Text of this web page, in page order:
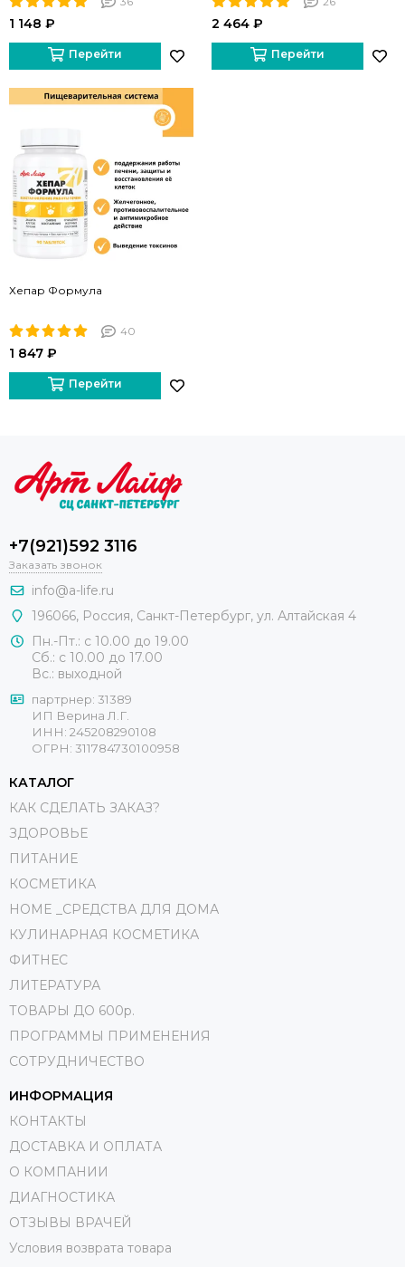
1 148 ₽
Перейти
2 464 ₽
Перейти
Хепар Формула
40
1 847 ₽
Перейти
+7(921)592 3116
Заказать звонок
info@a-life.ru
196066, Россия, Санкт-Петербург, ул. Алтайская 4
Пн.-Пт.: с 10.00 до 19.00
Сб.: с 10.00 до 17.00
Вс.: выходной
партрнер: 31389
ИП Верина Л.Г.
ИНН: 245208290108
ОГРН: 311784730100958
КАТАЛОГ
КАК СДЕЛАТЬ ЗАКАЗ?
ЗДОРОВЬЕ
ПИТАНИЕ
КОСМЕТИКА
HOME _СРЕДСТВА ДЛЯ ДОМА
КУЛИНАРНАЯ КОСМЕТИКА
ФИТНЕС
ЛИТЕРАТУРА
ТОВАРЫ ДО 600р.
ПРОГРАММЫ ПРИМЕНЕНИЯ
СОТРУДНИЧЕСТВО
ИНФОРМАЦИЯ
КОНТАКТЫ
ДОСТАВКА И ОПЛАТА
О КОМПАНИИ
ДИАГНОСТИКА
ОТЗЫВЫ ВРАЧЕЙ
Условия возврата товара